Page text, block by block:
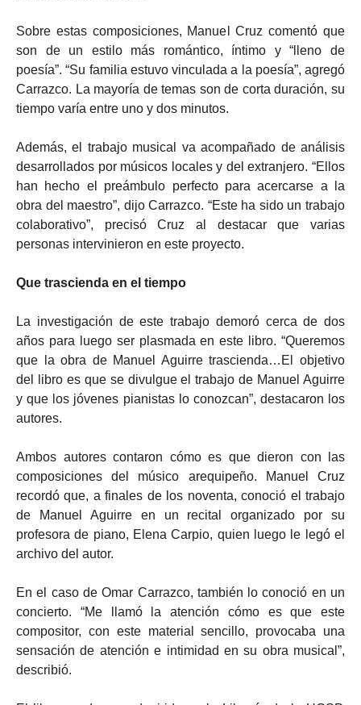
Sobre estas composiciones, Manuel Cruz comentó que
son de un estilo más romántico, íntimo y “lleno de
poesía”. “Su familia estuvo vinculada a la poesía”, agregó
Carrazco. La mayoría de temas son de corta duración, su
tiempo varía entre uno y dos minutos.
Además, el trabajo musical va acompañado de análisis
desarrollados por músicos locales y del extranjero. “Ellos
han hecho el preámbulo perfecto para acercarse a la
obra del maestro”, dijo Carrazco. “Este ha sido un trabajo
colaborativo”, precisó Cruz al destacar que varias
personas intervinieron en este proyecto.
Que trascienda en el tiempo
La investigación de este trabajo demoró cerca de dos
años para luego ser plasmada en este libro. “Queremos
que la obra de Manuel Aguirre trascienda…El objetivo
del libro es que se divulgue el trabajo de Manuel Aguirre
y que los jóvenes pianistas lo conozcan”, destacaron los
autores.
Ambos autores contaron cómo es que dieron con las
composiciones del músico arequipeño. Manuel Cruz
recordó que, a finales de los noventa, conoció el trabajo
de Manuel Aguirre en un recital organizado por su
profesora de piano, Elena Carpio, quien luego le legó el
archivo del autor.
En el caso de Omar Carrazco, también lo conoció en un
concierto. “Me llamó la atención cómo es que este
compositor, con este material sencillo, provocaba una
sensación de atención e intimidad en su obra musical”,
describió.